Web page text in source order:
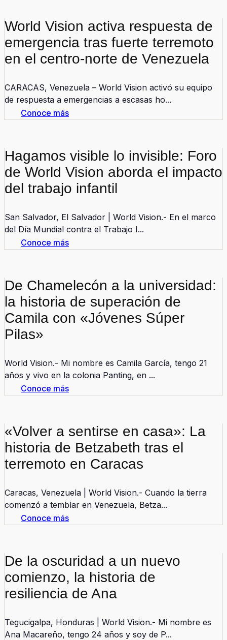
World Vision activa respuesta de
emergencia tras fuerte terremoto
en el centro-norte de Venezuela
CARACAS, Venezuela – World Vision activó su equipo
de respuesta a emergencias a escasas ho...
Conoce más
Hagamos visible lo invisible: Foro
de World Vision aborda el impacto
del trabajo infantil
San Salvador, El Salvador | World Vision.- En el marco
del Día Mundial contra el Trabajo I...
Conoce más
De Chamelecón a la universidad:
la historia de superación de
Camila con «Jóvenes Súper
Pilas»
World Vision.- Mi nombre es Camila García, tengo 21
años y vivo en la colonia Panting, en ...
Conoce más
«Volver a sentirse en casa»: La
historia de Betzabeth tras el
terremoto en Caracas
Caracas, Venezuela | World Vision.- Cuando la tierra
comenzó a temblar en Venezuela, Betza...
Conoce más
De la oscuridad a un nuevo
comienzo, la historia de
resiliencia de Ana
Tegucigalpa, Honduras | World Vision.- Mi nombre es
Ana Macareño, tengo 24 años y soy de P...